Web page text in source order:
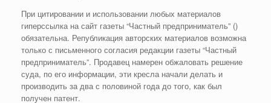
При цитировании и использовании любых материалов
гиперссылка на сайт газеты “Частный предприниматель” ()
обязательна. Републикация авторских материалов возможна
только с письменного согласия редакции газеты “Частный
предприниматель”. Продавец намерен обжаловать решение
суда, по его информации, эти кресла начали делать и
производить за два с половиной года до того, как был
получен патент.